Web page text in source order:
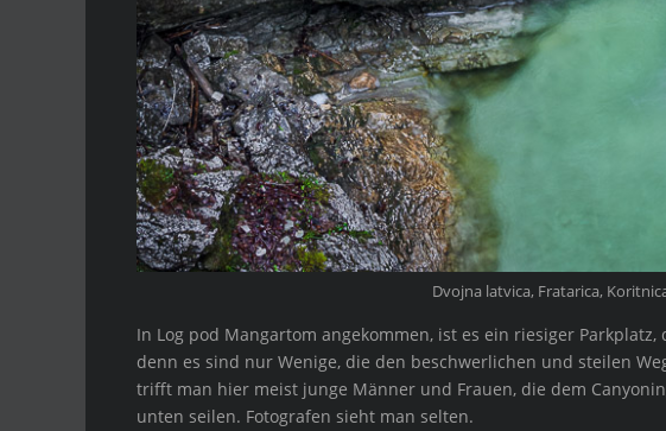
Dvojna latvica, Fratarica,
In Log pod Mangartom angekommen, ist es ein riesiger
denn es sind nur Wenige, die den beschwerlichen und steilen
trifft man hier meist junge Männer und Frauen, die dem
unten seilen. Fotografen sieht man selten.